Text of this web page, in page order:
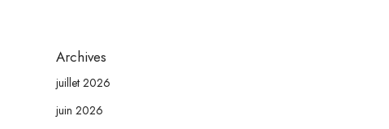
Archives
juillet 2026
juin 2026